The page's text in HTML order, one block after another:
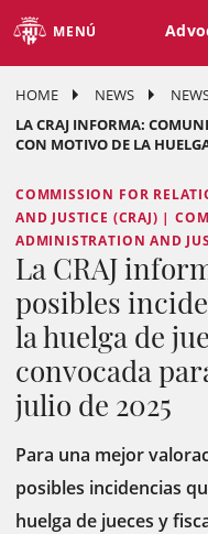
MENÚ
HOME NEWS
LA CRAJ INFORMA:
CON MOTIVO DE LA
COMMISSION FOR
AND JUSTICE (CRAJ) |
ADMINISTRATION AND
La CRAJ
posibles
la huelga de
convocada
julio de 2025
Para una mejor
posibles incidencias
huelga de jueces y